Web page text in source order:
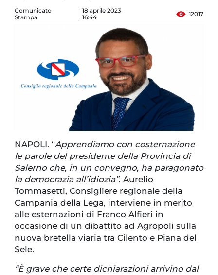
Comunicato
Stampa
18 aprile 2023
16:44
12017
NAPOLI. “Apprendiamo con costernazione
le parole del presidente della Provincia di
Salerno che, in un convegno, ha paragonato
la democrazia all’idiozia”. Aurelio
Tommasetti, Consigliere regionale della
Campania della Lega, interviene in merito
alle esternazioni di Franco Alfieri in
occasione di un dibattito ad Agropoli sulla
nuova bretella viaria tra Cilento e Piana del
Sele.
“È grave che certe dichiarazioni arrivino dal